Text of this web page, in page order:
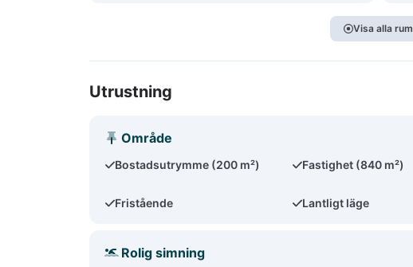
Visa alla rum
Utrustning
Område
Bostadsutrymme (200 m²) Fastighet (840 m²)
Fristående
Lantligt läge
Rolig simning